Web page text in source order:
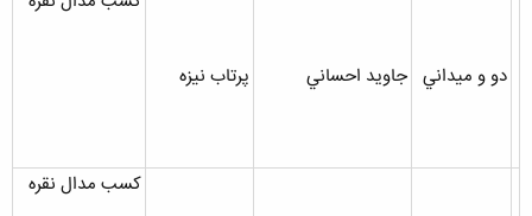
دو و ميداني جاويد احساني پرتاب نيزه
کسب مدال نقره